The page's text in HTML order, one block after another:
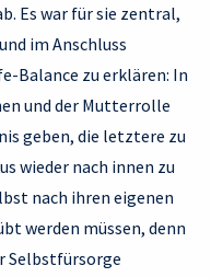
Es war für sie zentral,
im Anschluss
Balance zu erklären: In
und der Mutterrolle
geben, die letztere zu
wieder nach innen zu
nach ihren eigenen
werden müssen, denn
Selbstfürsorge